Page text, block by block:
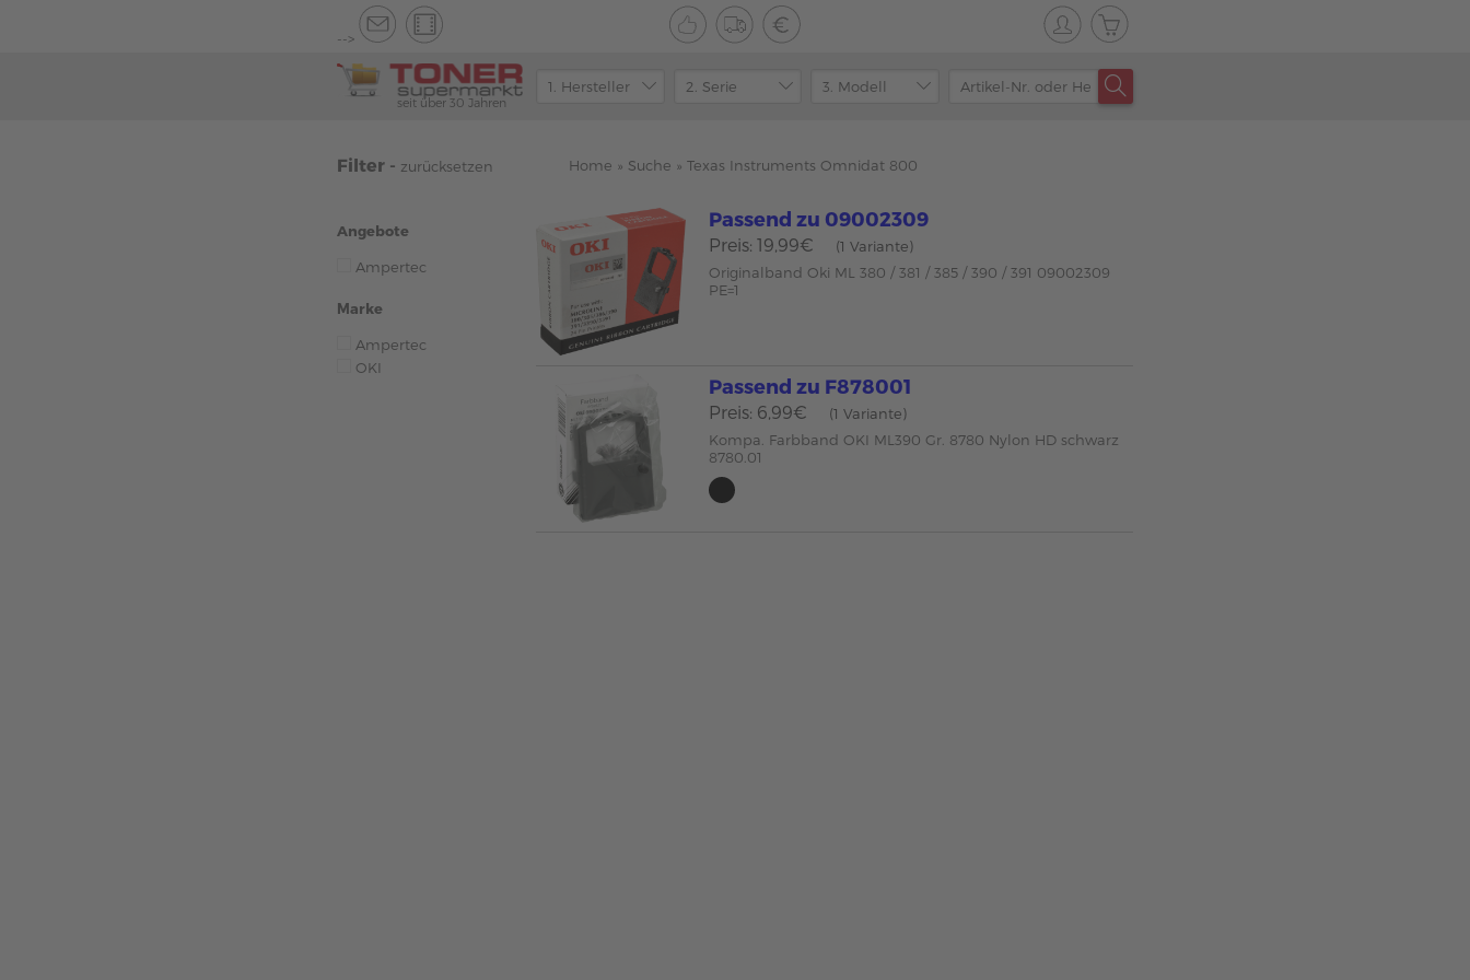
-->
seit über 30 Jahren
Filter - zurücksetzen
Angebote
Ampertec
Marke
Ampertec
OKI
Home » Suche » Texas Instruments Omnidat 800
Passend zu 09002309
Preis: 19,99€
(1 Variante)
Originalband Oki ML 380 / 381 / 385 / 390 / 391 09002309
PE=1
Passend zu F878001
Preis: 6,99€
(1 Variante)
Kompa. Farbband OKI ML390 Gr. 8780 Nylon HD schwarz
8780.01